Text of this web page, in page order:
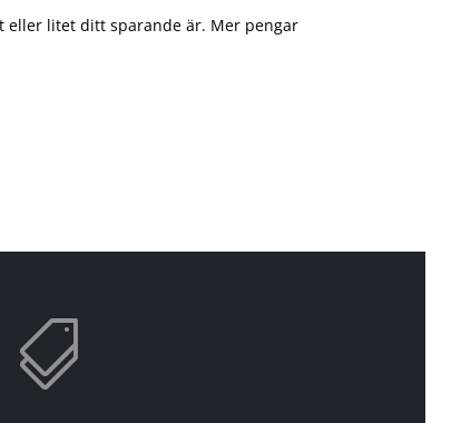
eller litet ditt sparande är. Mer pengar
